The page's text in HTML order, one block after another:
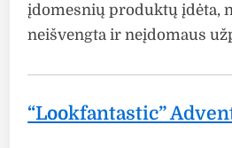
įdomesnių produktų įdėta,
neišvengta ir neįdomaus
“Lookfantastic”